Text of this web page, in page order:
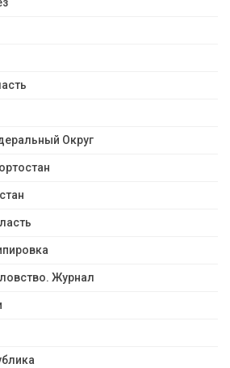
Округ
Журнал